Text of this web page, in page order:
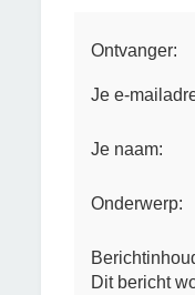
Ontvanger:
Je e-
Je naam:
Onderwerp:
Dit bericht